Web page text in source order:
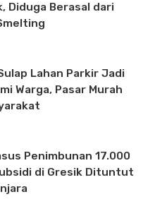
Diduga Berasal dari
Lahan Parkir Jadi
Warga, Pasar Murah
Penimbunan 17.000
di Gresik Dituntut